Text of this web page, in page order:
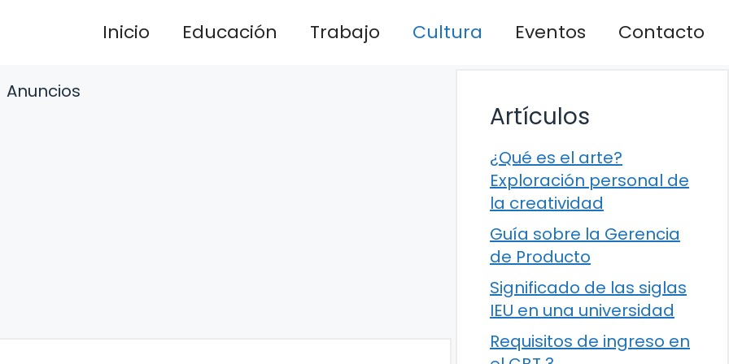
Inicio Educación Trabajo Cultura Eventos Contacto
Anuncios
Artículos
¿Qué es el arte?
Exploración personal de
la creatividad
Guía sobre la Gerencia
de Producto
Significado de las siglas
IEU en una universidad
Requisitos de ingreso en